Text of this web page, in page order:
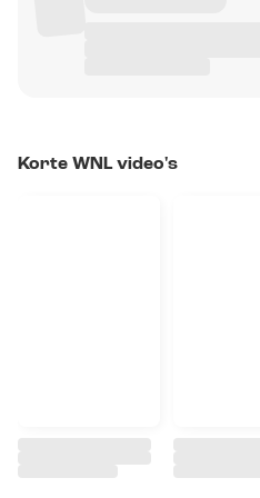
Korte WNL video's